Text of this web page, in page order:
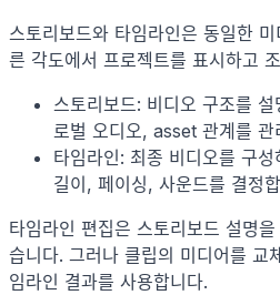
스토리보드와 타임라인은 동일한
른 각도에서 프로젝트를 표시하고
스토리보드: 비디오 구조를
로벌 오디오, asset 관계를 관
타임라인: 최종 비디오를 구
길이, 페이싱, 사운드를 결정
타임라인 편집은 스토리보드 설명
습니다. 그러나 클립의 미디어를 교
임라인 결과를 사용합니다.